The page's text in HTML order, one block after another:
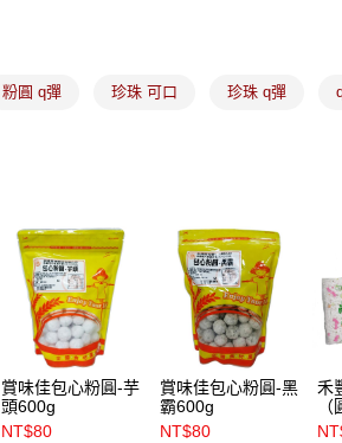
常溫宅配-(限重20kg以下)
粉圓 q彈 珍珠 可口 珍珠 q彈
賞味佳包心粉圓-芋
頭600g
NT$80
賞味佳包心粉圓-黑
霸600g
NT$80
禾